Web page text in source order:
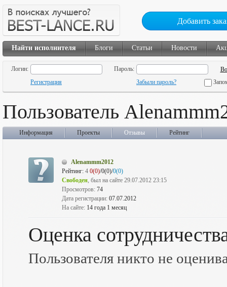
Добавить
Найти исполнителя Блоги Статьи Новости
Логин:
Пароль:
Регистрация
Забыли пароль?
Пользователь
Информация Проекты Отзывы Рейтинг
Alenammm2012
Рейтинг: 4 0(0)/0(0)/0(0)
Свободен, был на сайте 29.07.2012 23:15
Просмотров: 74
Дата регистрации: 07.07.2012
На сайте: 14 года 1 месяц
Оценка
Пользователя никто не